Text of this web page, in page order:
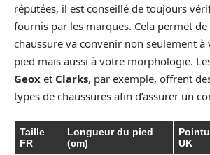
réputées, il est conseillé de toujours
fournis par les marques. Cela permet de
chaussure va convenir non seulement
pied mais aussi à votre morphologie.
Geox et Clarks, par exemple, offrent
types de chaussures afin d’assurer un
Taille
FR
Longueur du pied
(cm)
UK